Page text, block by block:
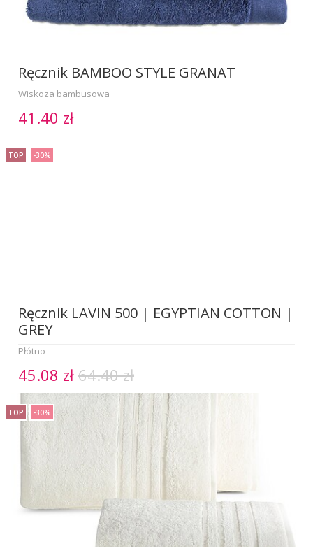
Ręcznik BAMBOO STYLE GRANAT
Wiskoza bambusowa
41.40 zł
TOP -30%
Ręcznik LAVIN 500 | EGYPTIAN COTTON |
GREY
Płótno
45.08 zł64.40 zł
TOP -30%